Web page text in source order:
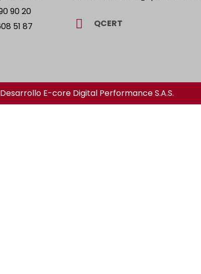
90 20
51 87
QCERT
E-core Digital Performance S.A.S.